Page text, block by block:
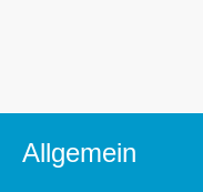
Allgemein